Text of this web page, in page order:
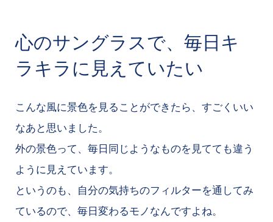
心のサングラスで、毎日キ
ラキラに見えていたい
こんな風に景色を見ることができたら、すごくいい
なあと思いました。
外の景色って、毎日同じようなものを見てても違う
ように見えています。
というのも、自分の気持ちのフィルターを通してみ
ているので、毎日変わるモノなんですよね。